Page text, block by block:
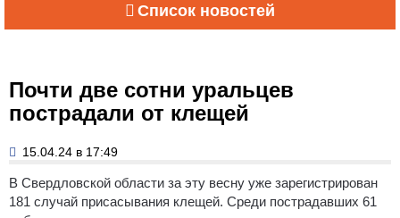
Список новостей
Почти две сотни уральцев
пострадали от клещей
15.04.24 в 17:49
В Свердловской области за эту весну уже зарегистрирован
181 случай присасывания клещей. Среди пострадавших 61